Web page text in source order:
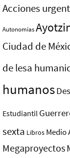
Acciones
Autonomías
Ciudad de
de lesa
humanos
Estudiantil
sexta Libros Medio
Megaproyectos